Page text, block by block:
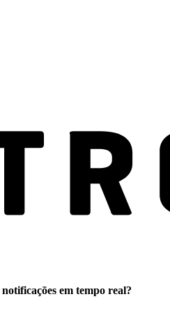
notificações em tempo real?